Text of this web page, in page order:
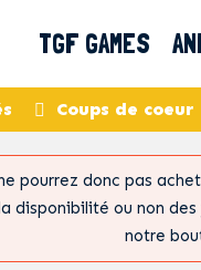
TGF GAMES
Coups de coeur
pourrez donc pas
disponibilité ou non
notre